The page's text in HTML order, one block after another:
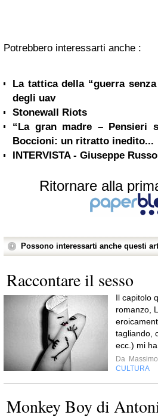
Potrebbero interessarti anche :
La tattica della “guerra
degli uav
Stonewall Riots
“La gran madre – Pensieri
Boccioni: un ritratto inedito...
INTERVISTA - Giuseppe
Ritornare alla
Possono interessarti anche questi
Raccontare il sesso
Il capitolo
romanzo,
tagliando,
ecc.) mi
Da
CULTURA
Monkey Boy di